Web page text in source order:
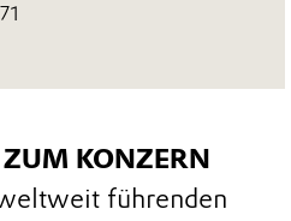
KONZERN
führenden